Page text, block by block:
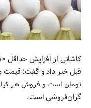
گران‌فروشی است.